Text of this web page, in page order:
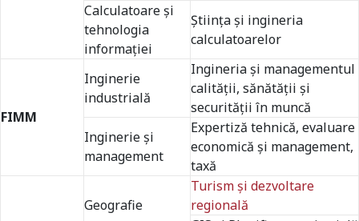
Calculatoare și
tehnologia
informației
Ştiinţa şi ingineria
calculatoarelor
FIMM
Inginerie
industrială
Ingineria şi managementul
calității, sănătăţii și
securităţii în muncă
Inginerie şi
management
Expertiză tehnică, evaluare
economică și management,
taxă
Geografie
Turism şi dezvoltare
regională